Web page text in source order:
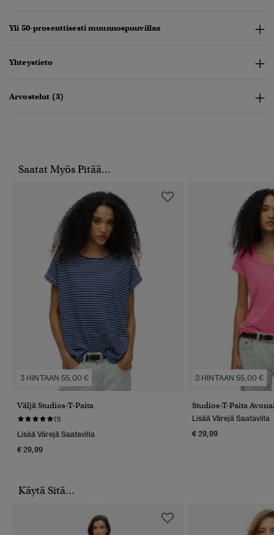
Yli 50-prosenttisesti muunnospuuvillaa
Yhteystieto
Arvostelut (3)
Saatat Myös Pitää...
3 HINTAAN 55,00 €
Väljä Studios-T-Paita
(1)
Lisää Värejä Saatavilla
€ 29,99
3 HINTAAN 55,00 €
Studios-T-Paita
Lisää Värejä Saatavilla
€ 29,99
Käytä Sitä...